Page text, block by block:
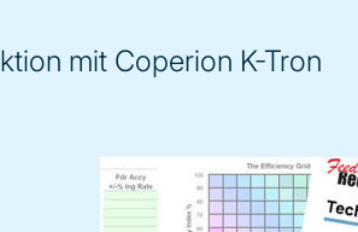
mit Coperion K-Tron